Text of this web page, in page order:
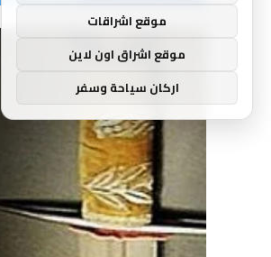
موقع اشراقات
موقع اشراق اون لاين
اركان سياحة وسفر